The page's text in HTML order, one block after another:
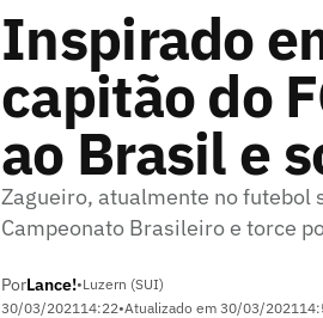
Inspirado
capitão do
ao Brasil e
Zagueiro, atualmente no futebol
Campeonato Brasileiro e torce
PorLance!•Luzern (SUI)
30/03/202114:22•Atualizado em 30/03/2021